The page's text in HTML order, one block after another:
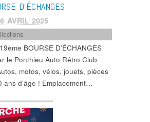
D’ÉCHANGES
AVRIL 2025
BOURSE D’ÉCHANGES
le Ponthieu Auto Rétro Club
motos, vélos, jouets, pièces
ans d’âge ! Emplacement…